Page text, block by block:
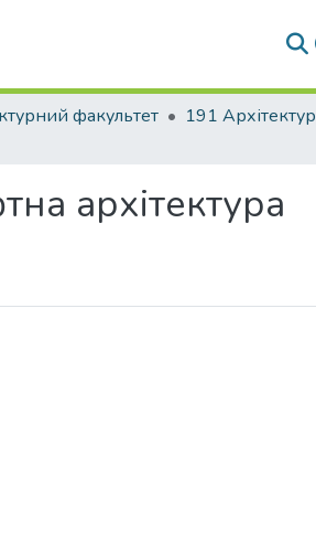
факультет
архітектура